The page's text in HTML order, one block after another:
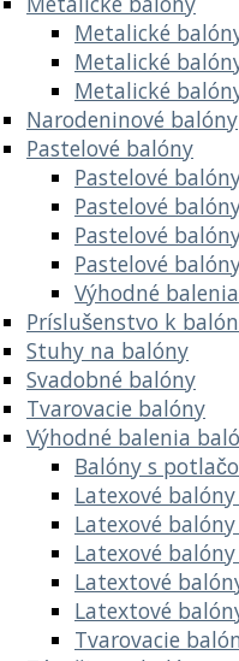
Metalické
Metalické
Metalické
Narodeninové balóny
Pastelové balóny
Pastelové
Pastelové
Pastelové
Pastelové
Výhodné balenia
Príslušenstvo k
Stuhy na balóny
Svadobné balóny
Tvarovacie balóny
Výhodné balenia
Balóny s
Latexové
Latexové
Latexové
Latextové
Latextové
Tvarovacie